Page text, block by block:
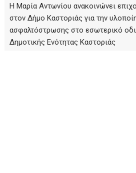
Η Μαρία Αντωνίου ανακοινώνει
στον Δήμο Καστοριάς για την
ασφαλτόστρωσης στο εσωτερικό
Δημοτικής Ενότητας Καστοριάς